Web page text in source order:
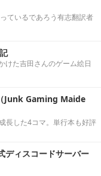
ているであろう有志翻訳者
けた吉田さんのゲーム絵日
Junk Gaming Maide
長した4コマ。単行本も好評
ィスコードサーバー